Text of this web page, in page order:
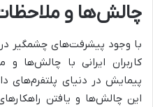
چالش‌ها و ملاحظات
با وجود پیشرفت‌های چشمگیر
کاربران ایرانی با چالش‌ها
پیمایش در دنیای پلتفرم‌های
این چالش‌ها و یافتن